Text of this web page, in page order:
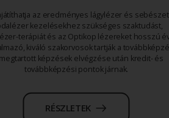
az eredményes lágylézer és
kezelésekhez szükséges szaktudást,
terápiát és az Optikop lézereket hosszú
kiváló szakorvosok tartják a
képzések elvégzése után kredit- és
továbbképzési pontok járnak.
RÉSZLETEK